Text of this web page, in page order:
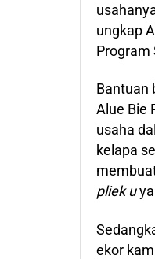
ungkap
Program
Bantuan
Alue Bie
usaha
kelapa
pliek u
ekor